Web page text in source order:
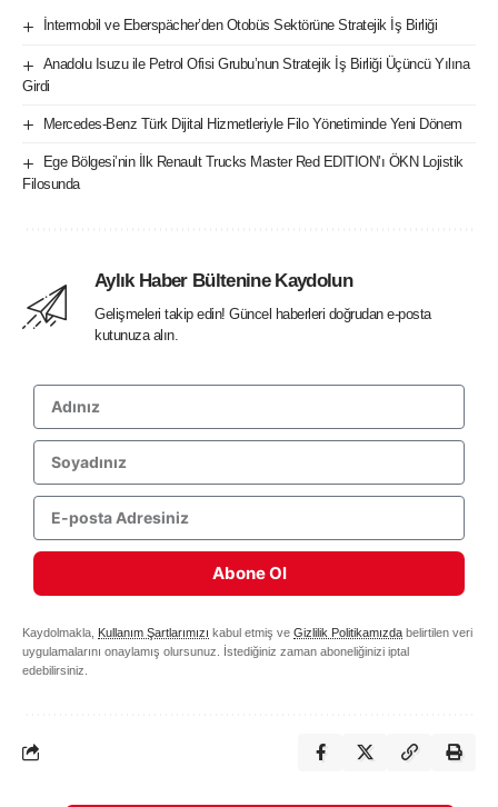
İntermobil ve Eberspächer’den Otobüs Sektörüne Stratejik İş Birliği
Anadolu Isuzu ile Petrol Ofisi Grubu’nun Stratejik İş Birliği Üçüncü Yılına
Girdi
Mercedes-Benz Türk Dijital Hizmetleriyle Filo Yönetiminde Yeni Dönem
Ege Bölgesi’nin İlk Renault Trucks Master Red EDITION’ı ÖKN Lojistik
Filosunda
Aylık Haber Bültenine Kaydolun
Gelişmeleri takip edin! Güncel haberleri doğrudan e-posta
kutunuza alın.
Abone Ol
Kaydolmakla, Kullanım Şartlarımızı kabul etmiş ve Gizlilik Politikamızda belirtilen veri
uygulamalarını onaylamış olursunuz. İstediğiniz zaman aboneliğinizi iptal
edebilirsiniz.